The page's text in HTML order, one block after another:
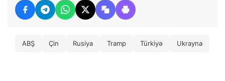
ABŞ Çin Rusiya Tramp Türkiyə Ukrayna